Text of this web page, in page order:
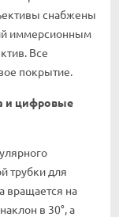
снабжены
иммерсионным
Все
покрытие.
и цифровые
трубки для
вращается на
в 30°, а